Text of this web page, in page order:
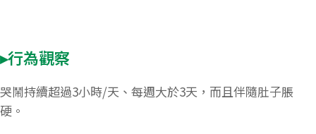
▸行為觀察
哭鬧持續超過3小時/天、每週大於3天，而且伴隨肚子脹
硬。